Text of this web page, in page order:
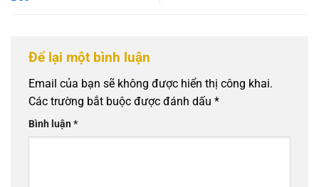
Để lại một bình luận
Email của bạn sẽ không được hiển thị công khai.
Các trường bắt buộc được đánh dấu *
Bình luận*